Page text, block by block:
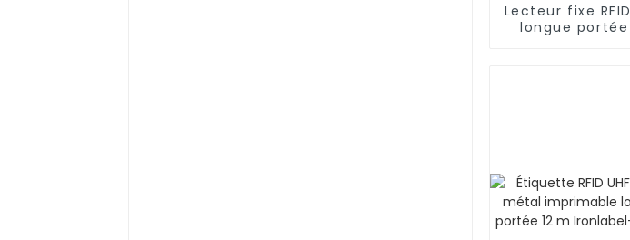
Lecteur fixe RFID
longue portée